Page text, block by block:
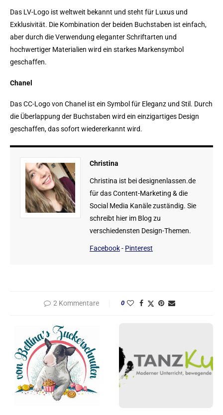
Das LV-Logo ist weltweit bekannt und steht für Luxus und
Exklusivität. Die Kombination der beiden Buchstaben ist einfach,
aber durch die Verwendung eleganter Schriftarten und
hochwertiger Materialien wird ein starkes Markensymbol
geschaffen.
Chanel
Das CC-Logo von Chanel ist ein Symbol für Eleganz und Stil. Durch
die Überlappung der Buchstaben wird ein einzigartiges Design
geschaffen, das sofort wiedererkannt wird.
Christina
Christina ist bei designenlassen.de
für das Content-Marketing & die
Social Media Kanäle zuständig. Sie
schreibt hier im Blog zu
verschiedensten Design-Themen.
Facebook- Pinterest
2 Kommentare 0